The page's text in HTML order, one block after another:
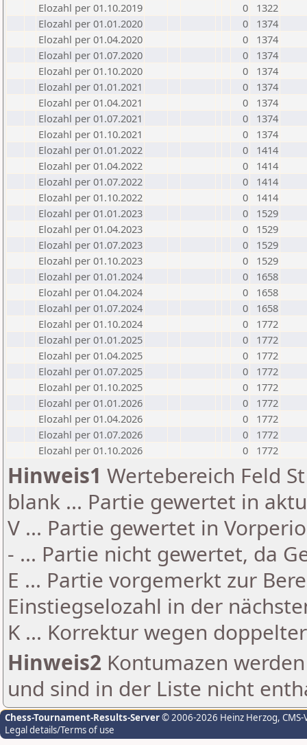
Elozahl per 01.10.2019
0
1322
Elozahl per 01.01.2020
0
1374
Elozahl per 01.04.2020
0
1374
Elozahl per 01.07.2020
0
1374
Elozahl per 01.10.2020
0
1374
Elozahl per 01.01.2021
0
1374
Elozahl per 01.04.2021
0
1374
Elozahl per 01.07.2021
0
1374
Elozahl per 01.10.2021
0
1374
Elozahl per 01.01.2022
0
1414
Elozahl per 01.04.2022
0
1414
Elozahl per 01.07.2022
0
1414
Elozahl per 01.10.2022
0
1414
Elozahl per 01.01.2023
0
1529
Elozahl per 01.04.2023
0
1529
Elozahl per 01.07.2023
0
1529
Elozahl per 01.10.2023
0
1529
Elozahl per 01.01.2024
0
1658
Elozahl per 01.04.2024
0
1658
Elozahl per 01.07.2024
0
1658
Elozahl per 01.10.2024
0
1772
Elozahl per 01.01.2025
0
1772
Elozahl per 01.04.2025
0
1772
Elozahl per 01.07.2025
0
1772
Elozahl per 01.10.2025
0
1772
Elozahl per 01.01.2026
0
1772
Elozahl per 01.04.2026
0
1772
Elozahl per 01.07.2026
0
1772
Elozahl per 01.10.2026
0 1772
Hinweis1 Wertebereich Feld
blank ... Partie gewertet in
V ... Partie gewertet in
- ... Partie nicht gewertet, da
E ... Partie vorgemerkt zur
Einstiegselozahl in der
K ... Korrektur wegen
Hinweis2 Kontumazen
und sind in der Liste nicht
Chess-Tournament-Results-Server© 2006-2026 Heinz Herzog,
Legal details/Terms of use